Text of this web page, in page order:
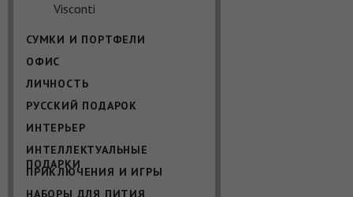
Visconti
СУМКИ И ПОРТФЕЛИ
ОФИС
ЛИЧНОСТЬ
РУССКИЙ ПОДАРОК
ИНТЕРЬЕР
ИНТЕЛЛЕКТУАЛЬНЫЕ
ПОДАРКИ
ПРИКЛЮЧЕНИЯ И ИГРЫ
НАБОРЫ ДЛЯ ПИТИЯ